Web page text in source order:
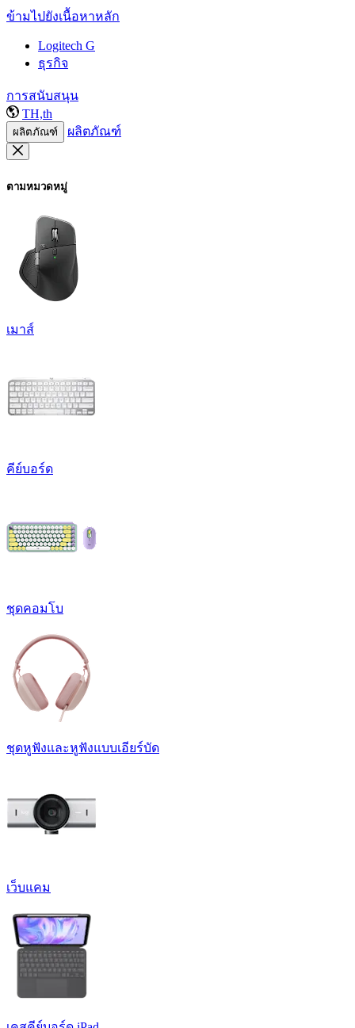
ข้ามไปยังเนื้อหาหลัก
Logitech G
ธุรกิจ
การสนับสนุน
TH,th
ผลิตภัณฑ์ ผลิตภัณฑ์
ตามหมวดหมู่
เมาส์
คีย์บอร์ด
ชุดคอมโบ
ชุดหูฟังและหูฟังแบบเอียร์บัด
เว็บแคม